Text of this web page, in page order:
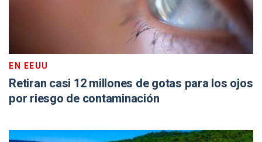
EN EEUU
Retiran casi 12 millones de gotas para los ojos
por riesgo de contaminación